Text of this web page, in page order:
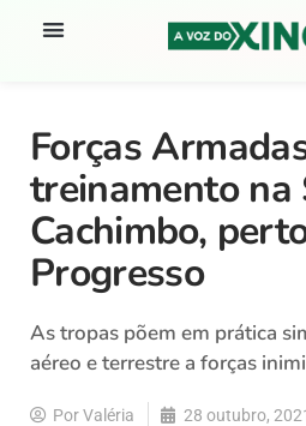
Forças
treinamento na
Cachimbo,
Progresso
As tropas põem em prática
aéreo e terrestre a forças
PorValéria 28 outubro,